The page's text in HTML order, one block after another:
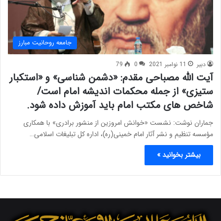
جامعه روحانیت مبارز
دبیر 11 نوامبر 2021 0
79
آیت الله مصباحی مقدم: «دشمن شناسی» و «استکبار
ستیزی» از جمله محکمات اندیشه امام است/
شاخص های مکتب امام باید آموزش داده شود.
جماران نوشت: نشست «خوانش امروزین از منشور برادری» با همکاری
مؤسسه تنظیم و نشر آثار امام خمینی(ره)، اداره کل تبلیغات اسلامی…
بیشتر بخوانید »